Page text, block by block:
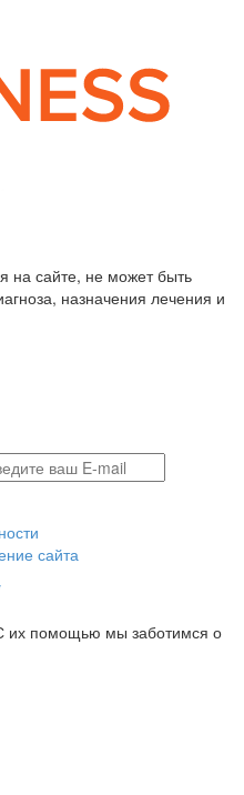
сайте, не может быть
назначения лечения и
сайта
их помощью мы заботимся о